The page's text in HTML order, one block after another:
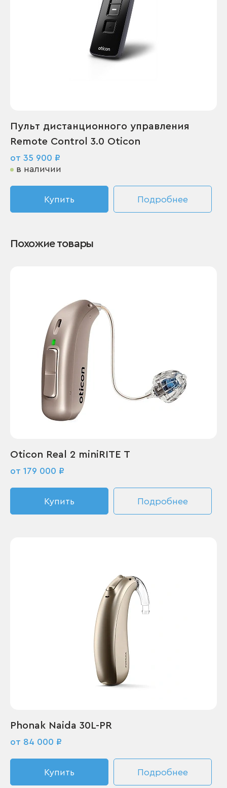
Пульт дистанционного управления
Remote Control 3.0 Oticon
от 35 900 ₽
в наличии
Купить Подробнее
Похожие товары
Oticon Real 2 miniRITE T
от 179 000 ₽
Купить Подробнее
Phonak Naida 30L-PR
от 84 000 ₽
Купить Подробнее